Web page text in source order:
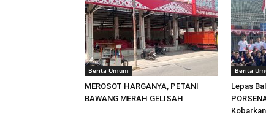
Berita Umum
MEROSOT HARGANYA, PETANI
BAWANG MERAH GELISAH
Berita
Lepas